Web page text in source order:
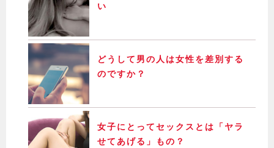
い
どうして男の人は女性を差別する
のですか？
女子にとってセックスとは「ヤラ
せてあげる」もの？